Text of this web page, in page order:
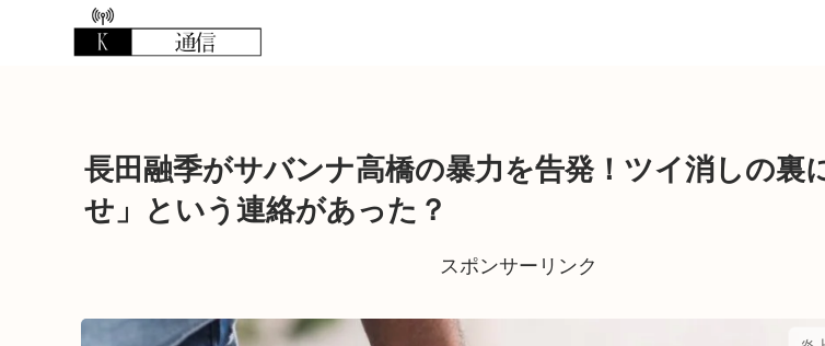
長田融季がサバンナ高橋の暴力を告発！ツイ消しの裏
せ」という連絡があった？
スポンサーリンク